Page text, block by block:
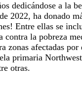
dedicándose a la
2022, ha donado
Entre ellas se
contra la pobreza
zonas afectadas por
primaria
otras.